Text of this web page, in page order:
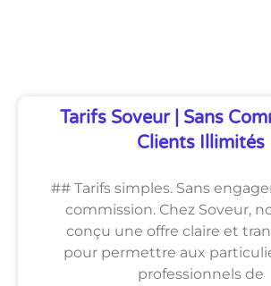
Tarifs Soveur | Sans
Clients Illimités
## Tarifs simples. Sans
commission. Chez Soveur,
conçu une offre claire et
pour permettre aux
professionnels de